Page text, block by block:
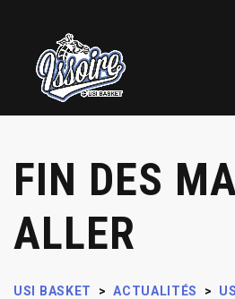
FIN DES
ALLER
USI BASKET > ACTUALITÉS >